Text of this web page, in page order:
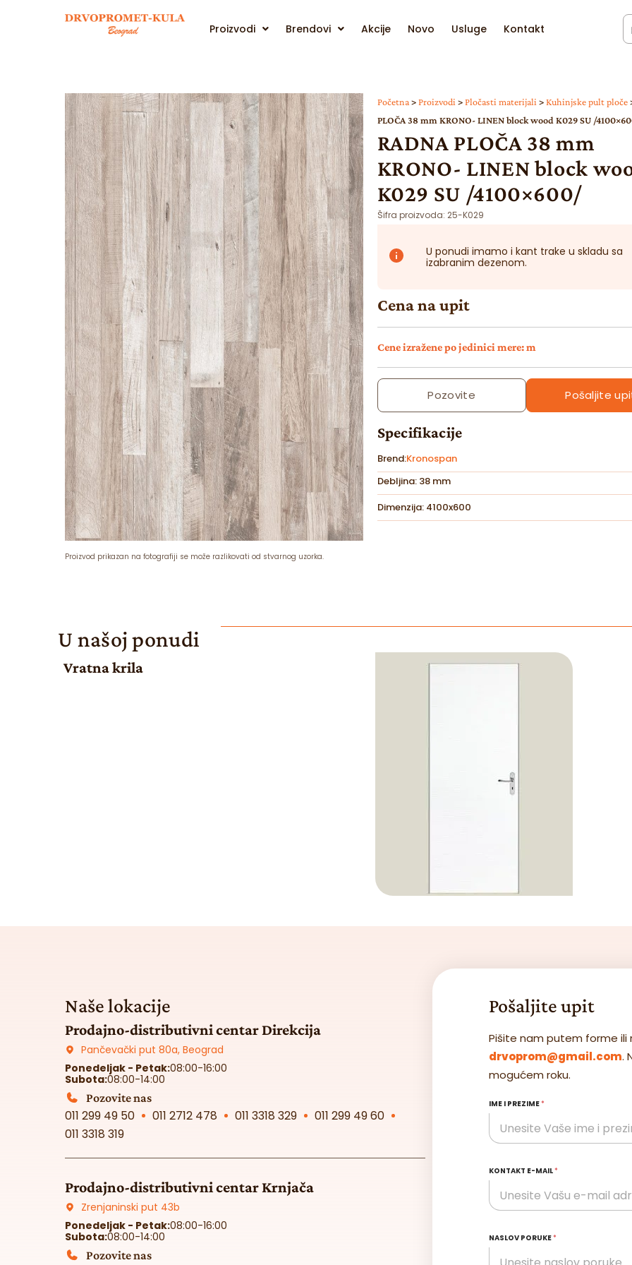
Proizvodi Brendovi Akcije Novo Usluge Kontakt
Proizvod prikazan na fotografiji se može razlikovati od stvarnog uzorka.
Početna> Proizvodi> Pločasti materijali> Kuhinjske pult ploče
PLOČA 38 mm KRONO- LINEN block wood K029 SU /
RADNA PLOČA 38 mm
KRONO- LINEN block
K029 SU /4100×600/
Šifra proizvoda: 25-K029
U ponudi imamo i kant trake u skladu sa
izabranim dezenom.
Cena na upit
Cene izražene po jedinici mere: m
Pozovite Pošaljite
Specifikacije
Brend:Kronospan
Debljina: 38 mm
Dimenzija: 4100x600
U našoj ponudi
Vratna krila
Naše lokacije
Prodajno-distributivni centar Direkcija
Pančevački put 80a, Beograd
Ponedeljak - Petak:08:00-16:00
Subota:08:00-14:00
Pozovite nas
011 299 49 50 011 2712 478 011 3318 329
011 299 49 60
011 3318 319
Prodajno-distributivni centar Krnjača
Zrenjaninski put 43b
Ponedeljak - Petak:08:00-16:00
Subota:08:00-14:00
Pozovite nas
Pošaljite upit
Pišite nam putem forme
drvoprom@gmail.com.
mogućem roku.
IME I PREZIME*
KONTAKT E-MAIL*
NASLOV PORUKE*